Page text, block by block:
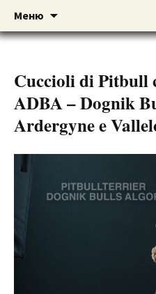
DOGNIK
American pitbull
BULLS Europe.
Меню
содержимому
Cuccioli di Pitbull
ADBA – Dognik
Ardergyne e